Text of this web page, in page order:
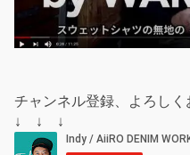
チャンネル登録、よろしく
↓ ↓ ↓